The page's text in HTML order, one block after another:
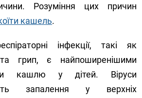
Розуміння цих причин
кашель.
інфекції, такі як
грип, є найпоширенішими
кашлю у дітей. Віруси
запалення у верхніх